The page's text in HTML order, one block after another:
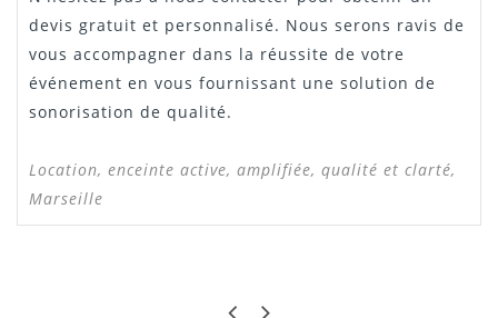
devis gratuit et personnalisé. Nous serons ravis de
vous accompagner dans la réussite de votre
événement en vous fournissant une solution de
sonorisation de qualité.
Location, enceinte active, amplifiée, qualité et clarté,
Marseille